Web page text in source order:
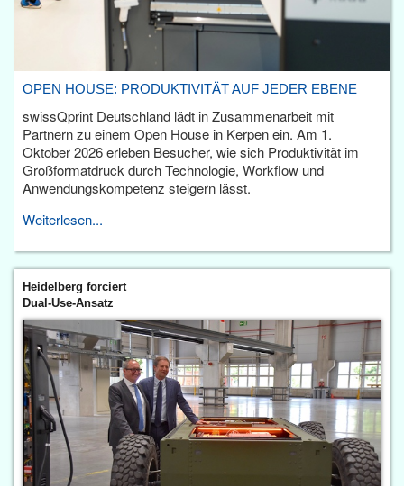
OPEN HOUSE: PRODUKTIVITÄT AUF JEDER EBENE
swissQprint Deutschland lädt in Zusammenarbeit mit
Partnern zu einem Open House in Kerpen ein. Am 1.
Oktober 2026 erleben Besucher, wie sich Produktivität im
Großformatdruck durch Technologie, Workflow und
Anwendungskompetenz steigern lässt.
Weiterlesen...
Heidelberg forciert
Dual-Use-Ansatz